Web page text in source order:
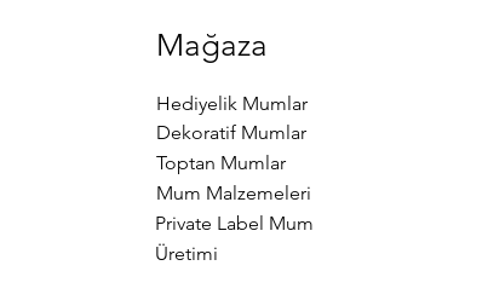
Mağaza
Hediyelik Mumlar
Dekoratif Mumlar
Toptan Mumlar
Mum Malzemeleri
Private Label Mum
Üretimi